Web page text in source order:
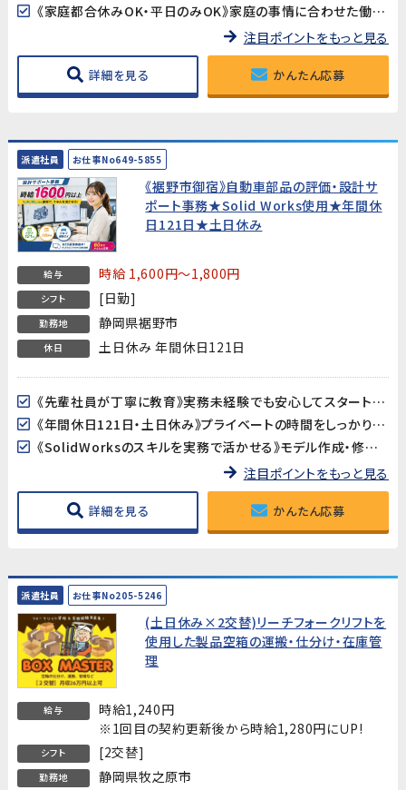
《家庭都合休みOK・平日のみOK》家庭の事情に合わせた働き方の相談が可能です。
注目ポイントをもっと見る
詳細を見る かんたん応募
派遣社員 お仕事No649-5855
《裾野市御宿》自動車部品の評価・設計サ
ポート事務★Solid Works使用★年間休
日121日★土日休み
給与 時給 1,600円～1,800円
シフト [日勤]
勤務地 静岡県裾野市
休日 土日休み 年間休日121日
《先輩社員が丁寧に教育》実務未経験でも安心してスタートできます。評価試験の経験が浅い方も、手順書に沿って進めるので大丈夫です。
《年間休日121日・土日休み》プライベートの時間をしっかり確保できる環境です。
《SolidWorksのスキルを実務で活かせる》モデル作成・修正のスキルを、大手自動車部品メーカーの開発現場で活かせます。
注目ポイントをもっと見る
詳細を見る かんたん応募
派遣社員 お仕事No205-5246
(土日休み×2交替)リーチフォークリフトを
使用した製品空箱の運搬・仕分け・在庫管
理
給与
時給1,240円
※1回目の契約更新後から時給1,280円にＵP!
シフト [2交替]
勤務地 静岡県牧之原市